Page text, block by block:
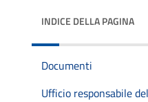
INDICE DELLA PAGINA
Documenti
Ufficio responsabile